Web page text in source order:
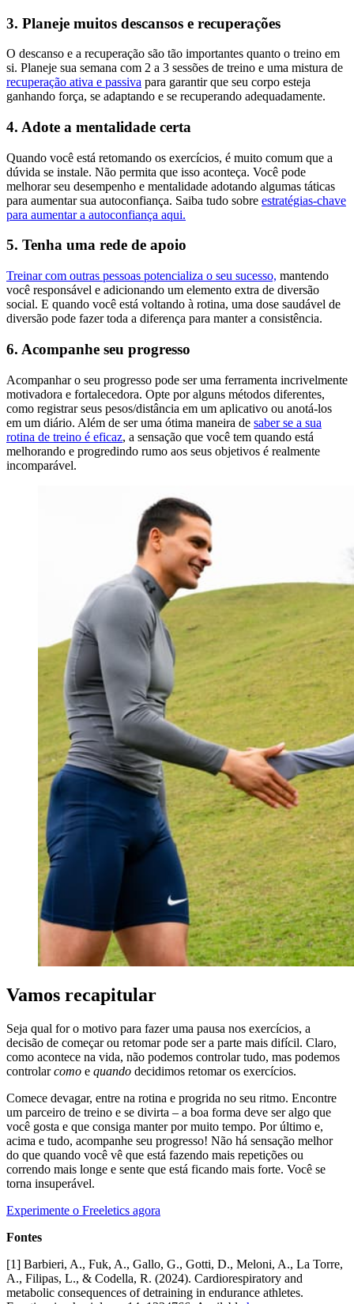
3. Planeje muitos descansos e recuperações
O descanso e a recuperação são tão importantes quanto o treino em
si. Planeje sua semana com 2 a 3 sessões de treino e uma mistura de
recuperação ativa e passiva para garantir que seu corpo esteja
ganhando força, se adaptando e se recuperando adequadamente.
4. Adote a mentalidade certa
Quando você está retomando os exercícios, é muito comum que a
dúvida se instale. Não permita que isso aconteça. Você pode
melhorar seu desempenho e mentalidade adotando algumas táticas
para aumentar sua autoconfiança. Saiba tudo sobre estratégias-chave
para aumentar a autoconfiança aqui.
5. Tenha uma rede de apoio
Treinar com outras pessoas potencializa o seu sucesso, mantendo
você responsável e adicionando um elemento extra de diversão
social. E quando você está voltando à rotina, uma dose saudável de
diversão pode fazer toda a diferença para manter a consistência.
6. Acompanhe seu progresso
Acompanhar o seu progresso pode ser uma ferramenta incrivelmente
motivadora e fortalecedora. Opte por alguns métodos diferentes,
como registrar seus pesos/distância em um aplicativo ou anotá-los
em um diário. Além de ser uma ótima maneira de saber se a sua
rotina de treino é eficaz, a sensação que você tem quando está
melhorando e progredindo rumo aos seus objetivos é realmente
incomparável.
Vamos recapitular
Seja qual for o motivo para fazer uma pausa nos exercícios, a
decisão de começar ou retomar pode ser a parte mais difícil. Claro,
como acontece na vida, não podemos controlar tudo, mas podemos
controlarcomo e quando decidimos retomar os exercícios.
Comece devagar, entre na rotina e progrida no seu ritmo. Encontre
um parceiro de treino e se divirta – a boa forma deve ser algo que
você gosta e que consiga manter por muito tempo. Por último e,
acima e tudo, acompanhe seu progresso! Não há sensação melhor
do que quando você vê que está fazendo mais repetições ou
correndo mais longe e sente que está ficando mais forte. Você se
torna insuperável.
Experimente o Freeletics agora
Fontes
[1] Barbieri, A., Fuk, A., Gallo, G., Gotti, D., Meloni, A., La Torre,
A., Filipas, L., & Codella, R. (2024). Cardiorespiratory and
metabolic consequences of detraining in endurance athletes.